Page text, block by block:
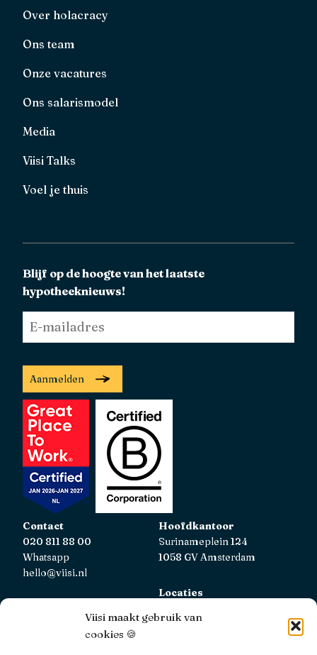
Viisi maakt gebruik van
cookies 🍪
Over holacracy
Ons team
Onze vacatures
Ons salarismodel
Media
Viisi Talks
Voel je thuis
Blijf op de hoogte van het laatste
hypotheeknieuws!
mailadres *
Aanmelden
Contact
020 811 88 00
Whatsapp
hello@viisi.nl
Hoofdkantoor
Surinameplein 124
1058 GV Amsterdam
Locaties